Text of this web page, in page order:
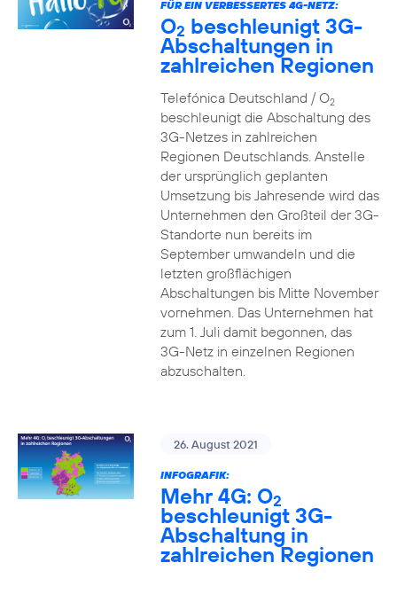
FÜR EIN VERBESSERTES 4G-NETZ:
O2 beschleunigt 3G-
Abschaltungen in
zahlreichen Regionen
Telefónica Deutschland / O2
beschleunigt die Abschaltung des
3G-Netzes in zahlreichen
Regionen Deutschlands. Anstelle
der ursprünglich geplanten
Umsetzung bis Jahresende wird das
Unternehmen den Großteil der 3G-
Standorte nun bereits im
September umwandeln und die
letzten großflächigen
Abschaltungen bis Mitte November
vornehmen. Das Unternehmen hat
zum 1. Juli damit begonnen, das
3G-Netz in einzelnen Regionen
abzuschalten.
26. August 2021
INFOGRAFIK:
Mehr 4G: O2
beschleunigt 3G-
Abschaltung in
zahlreichen Regionen